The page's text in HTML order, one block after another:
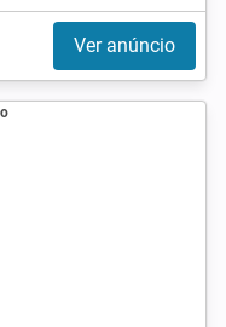
Ver anúncio